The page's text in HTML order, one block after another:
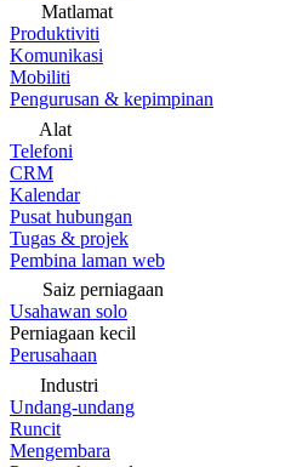
Matlamat
Produktiviti
Komunikasi
Mobiliti
Pengurusan & kepimpinan
Alat
Telefoni
CRM
Kalendar
Pusat hubungan
Tugas & projek
Pembina laman web
Saiz perniagaan
Usahawan solo
Perniagaan kecil
Perusahaan
Industri
Undang-undang
Runcit
Mengembara